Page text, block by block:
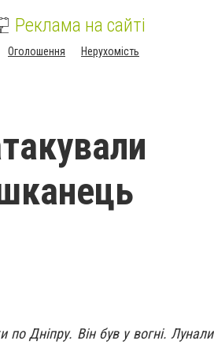
Реклама на сайті
Оголошення Нерухомість
по Дніпру. Він був у вогні. Лунали